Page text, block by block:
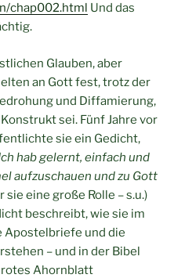
chap002.html Und das
Glauben, aber
an Gott fest, trotz der
und Diffamierung,
sei. Fünf Jahre vor
sie ein Gedicht,
hab gelernt, einfach und
aufzuschauen und zu Gott
sie eine große Rolle – s.u.)
beschreibt, wie sie im
Apostelbriefe und die
– und in der Bibel
Ahornblatt